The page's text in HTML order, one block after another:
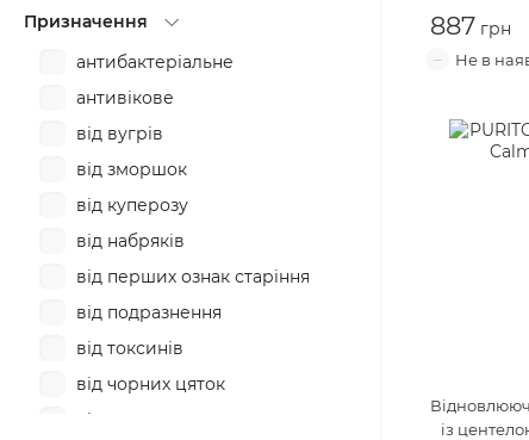
ISNTREE
IUNIK
Jumiso
Klairs
Laneige
MEDI-PEEL
Nacific
Neogen
Pixi
Purito
Pyunkang Yul
Q+A
Призначення
антибактеріальне
антивікове
від вугрів
від зморшок
від куперозу
від набряків
від перших ознак старіння
від подразнення
від токсинів
від чорних цяток
відновлення
887
із